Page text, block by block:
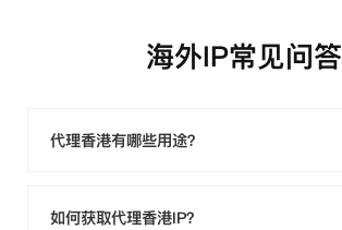
海外IP常见问答
代理香港有哪些用途？
如何获取代理香港IP？